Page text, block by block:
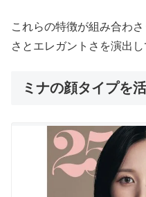
これらの特徴が組み合わ
さとエレガントさを演出し
ミナの顔タイプを